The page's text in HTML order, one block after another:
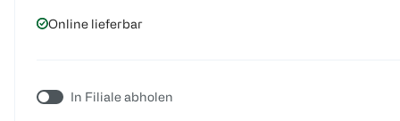
Online lieferbar
In Filiale abholen